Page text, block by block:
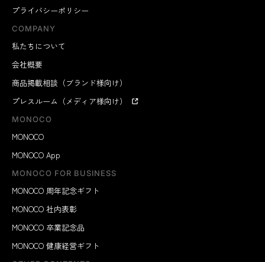
プライバシーポリシー
COMPANY
私たちについて
会社概要
商品掲載相談（ブランド様向け）
プレスルーム（メディア様向け）
MONOCO
MONOCO
MONOCO App
MONOCO FOR BUSINESS
MONOCO 周年記念ギフト
MONOCO 社内表彰
MONOCO 卒業記念品
MONOCO 健康経営ギフト